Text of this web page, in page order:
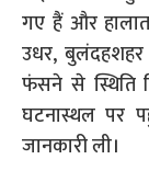
गए हैं और
उधर,
फंसने से स्थिति
घटनास्थल पर
जानकारी ली।